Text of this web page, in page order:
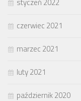
styczeń 2022
czerwiec 2021
marzec 2021
luty 2021
październik 2020